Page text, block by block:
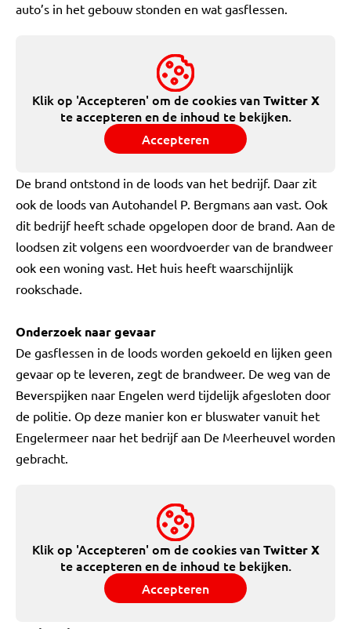
auto’s in het gebouw stonden en wat gasflessen.
Klik op 'Accepteren' om de cookies vanTwitter X
te accepteren en de inhoud te bekijken.
Accepteren
De brand ontstond in de loods van het bedrijf. Daar zit
ook de loods van Autohandel P. Bergmans aan vast. Ook
dit bedrijf heeft schade opgelopen door de brand. Aan de
loodsen zit volgens een woordvoerder van de brandweer
ook een woning vast. Het huis heeft waarschijnlijk
rookschade.
Onderzoek naar gevaar
De gasflessen in de loods worden gekoeld en lijken geen
gevaar op te leveren, zegt de brandweer. De weg van de
Beverspijken naar Engelen werd tijdelijk afgesloten door
de politie. Op deze manier kon er bluswater vanuit het
Engelermeer naar het bedrijf aan De Meerheuvel worden
gebracht.
Klik op 'Accepteren' om de cookies vanTwitter X
te accepteren en de inhoud te bekijken.
Accepteren